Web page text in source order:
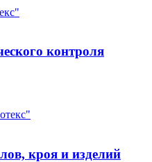
контроля
кроя и изделий